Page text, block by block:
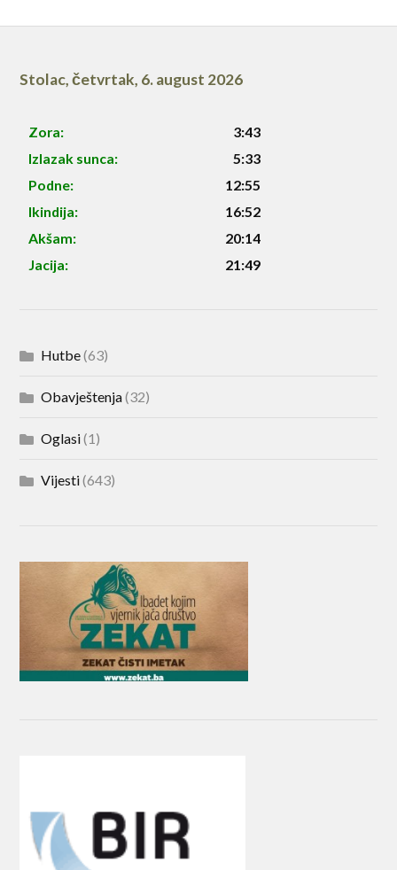
Stolac,četvrtak, 6. august 2026
Zora:
3:43
Izlazak sunca:
5:33
Podne:
12:55
Ikindija:
16:52
Akšam:
20:14
Jacija:
21:49
Hutbe(63)
Obavještenja(32)
Oglasi(1)
Vijesti(643)